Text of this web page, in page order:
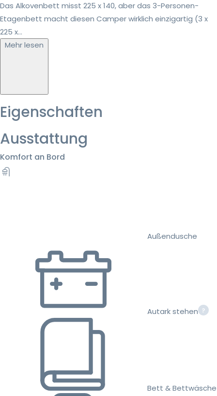
Das Alkovenbett misst 225 x 140, aber das 3-Personen-
Etagenbett macht diesen Camper wirklich einzigartig (3 x
225 x...
Mehr lesen
Eigenschaften
Ausstattung
Komfort an Bord
Außendusche
Autark stehen
Bett & Bettwäsche